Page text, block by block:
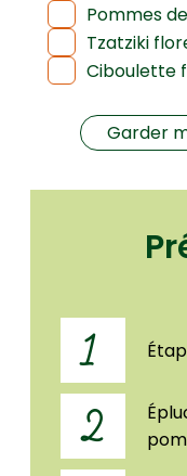
Pommes
Tzatziki
Ciboulette
Garder
1
2